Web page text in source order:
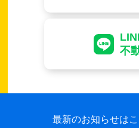
不
最新のお知らせは